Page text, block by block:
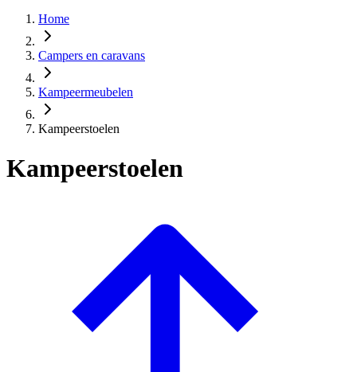
Home
Campers en caravans
Kampeermeubelen
Kampeerstoelen
Kampeerstoelen